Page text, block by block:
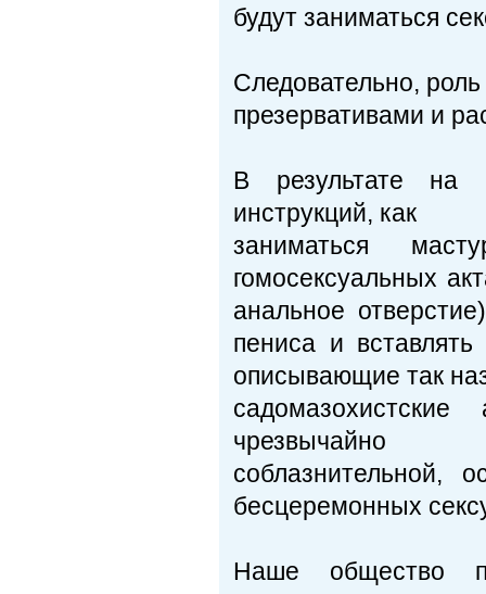
будут заниматься
Следовательно,
презервативами и
В результате на
инструкций, как
заниматься
гомосексуальных
анальное
пениса и
описывающие так
чрезвычайно
соблазнительной,
бесцеремонных
Наше общество